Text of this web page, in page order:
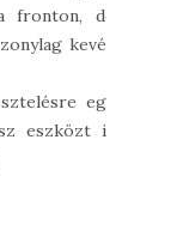
fronton, de
kevés
egy
eszközt is